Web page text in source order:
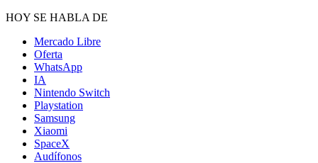
HOY SE HABLA DE
Mercado Libre
Oferta
WhatsApp
IA
Nintendo Switch
Playstation
Samsung
Xiaomi
SpaceX
Audífonos